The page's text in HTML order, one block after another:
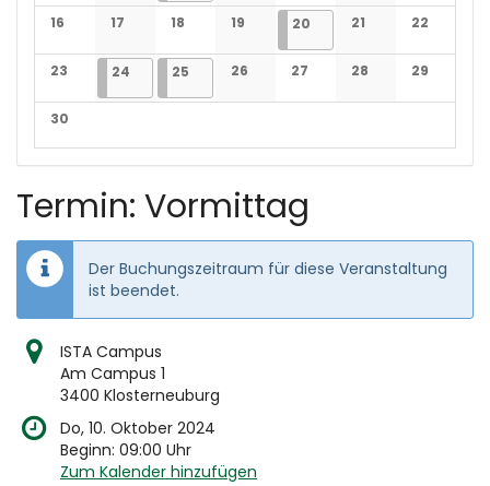
Keine Veranstaltungen
Keine VeranstaltungenKeine Veranstaltungen
Keine Veranstaltungen
Keine Keine
16
Keine Veranstaltungen
17
Keine Veranstaltungen
18
Keine Veranstaltungen
19
Keine Veranstaltungen
20 20.06.2025
1 Veranstaltung
21
Keine
22
Keine
23
Keine Veranstaltungen
24 24.06.2025
2 Veranstaltungen
25 25.06.2025
2 Veranstaltungen
26
Keine Veranstaltungen
27
Keine Veranstaltungen
28
Keine
29
Keine
30
Keine Veranstaltungen
Termin: Vormittag
Der Buchungszeitraum für diese Veranstaltung
ist beendet.
ISTA Campus
Am Campus 1
3400 Klosterneuburg
Do, 10. Oktober 2024
Beginn: 09:00 Uhr
Zum Kalender hinzufügen